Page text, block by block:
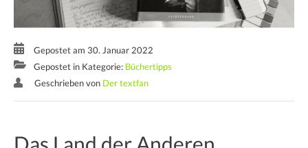
Gepostet am 30. Januar 2022
Gepostet in Kategorie: Büchertipps
Geschrieben von Der textfan